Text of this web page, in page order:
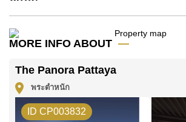
มัดจำ 2 เดือน ก่อนเข้าอยู่อาศัย
คุณ!
ติดต่อ Cornerstone Real Estate โทร
หรือ อีเมลinfo@cornerstone.co.th
MORE INFO ABOUT
The Panora Pattaya
พระตำหนัก
ID CP003832